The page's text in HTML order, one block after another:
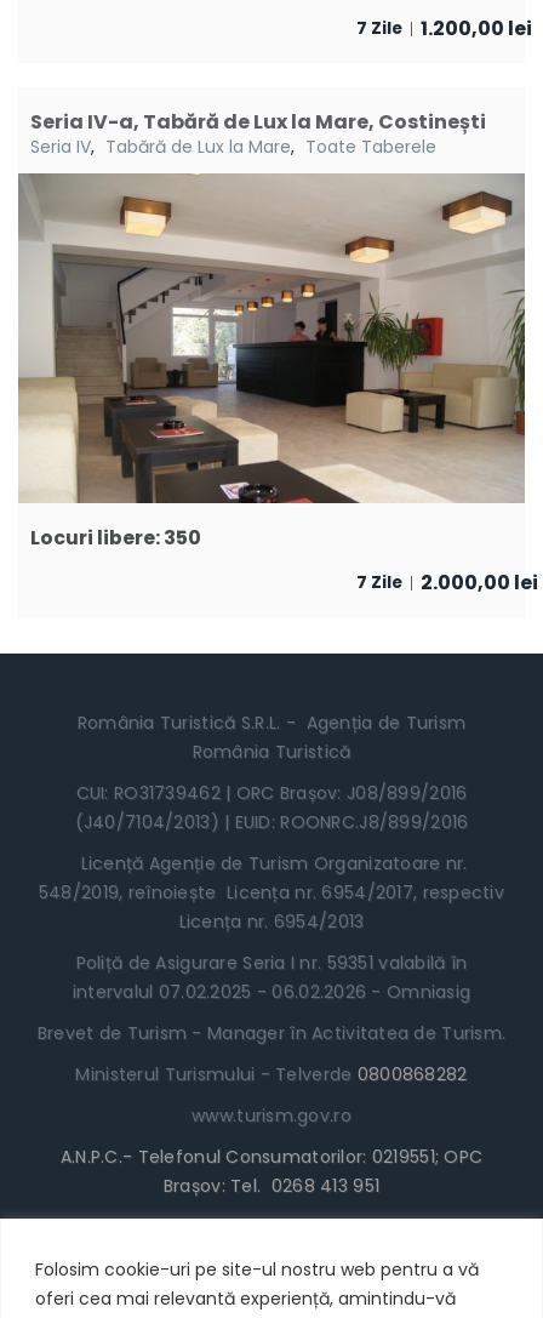
Folosim cookie-uri pe site-ul nostru web pentru a vă
oferi cea mai relevantă experiență, amintindu-vă
7 Zile 1.200,00 lei
Seria IV-a, Tabără de Lux la Mare, Costinești
Seria IV, Tabără de Lux la Mare, Toate Taberele
Locuri libere: 350
7 Zile 2.000,00 lei
România Turistică S.R.L. - Agenția de Turism
România Turistică
CUI: RO31739462 | ORC Brașov: J08/899/2016
(J40/7104/2013) | EUID: ROONRC.J8/899/2016
Licență Agenție de Turism Organizatoare nr.
548/2019, reînoiește Licența nr. 6954/2017, respectiv
Licența nr. 6954/2013
Poliță de Asigurare Seria I nr. 59351 valabilă în
intervalul 07.02.2025 - 06.02.2026 - Omniasig
Brevet de Turism - Manager în Activitatea de Turism.
Ministerul Turismului - Telverde 0800868282
www.turism.gov.ro
A.N.P.C.- Telefonul Consumatorilor: 0219551; OPC
Brașov: Tel. 0268 413 951
www.anpc.gov.ro
Termeni și Condiții
* Locul în Tabără poate fi achitat cu cardul/plata